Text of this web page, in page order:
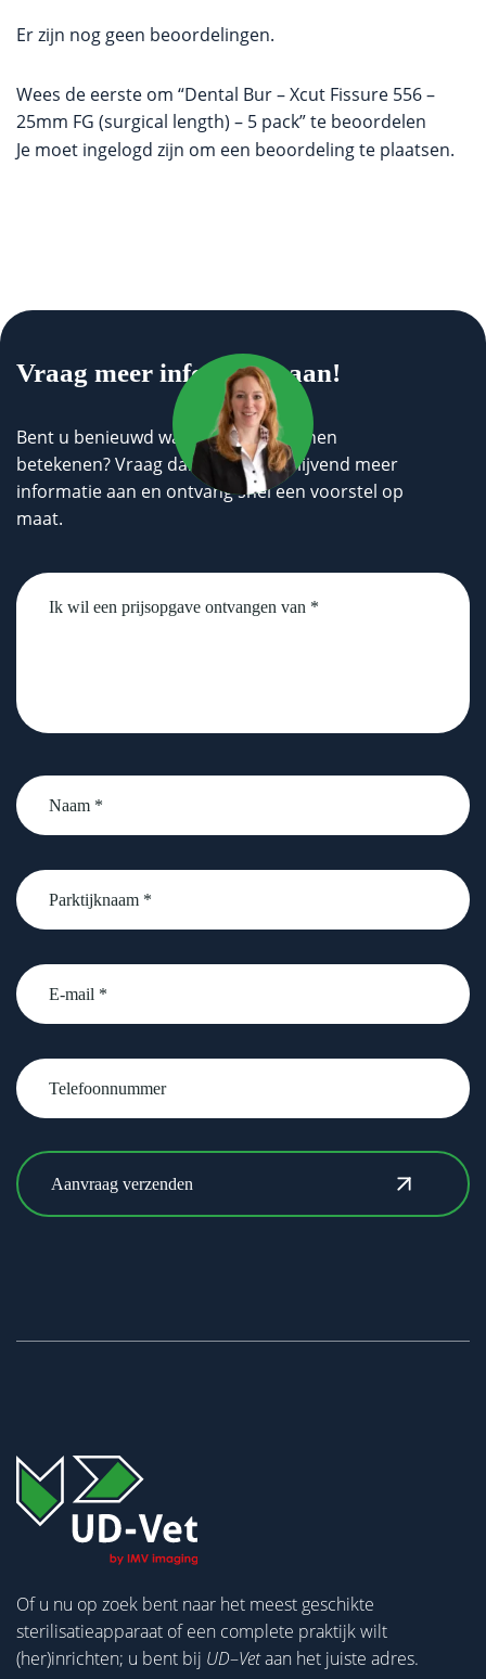
Er zijn nog geen beoordelingen.
Wees de eerste om “Dental Bur – Xcut Fissure 556 –
25mm FG (surgical length) – 5 pack” te beoordelen
Je moet ingelogd zijn om een beoordeling te plaatsen.
Vraag meer informatie aan!
Bent u benieuwd wat wij voor u kunnen
betekenen? Vraag dan geheel vrijblijvend meer
informatie aan en ontvang snel een voorstel op
maat.
Untitled
Naam
*
Parktijknaam
*
email
Telefoonnummer
Of u nu op zoek bent naar het meest geschikte
sterilisatieapparaat of een complete praktijk wilt
(her)inrichten; u bent bij UD–Vetaan het juiste adres.